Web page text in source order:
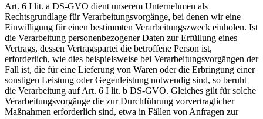
Art. 6 I lit. a DS-GVO dient unserem Unternehmen als
Rechtsgrundlage für Verarbeitungsvorgänge, bei denen wir eine
Einwilligung für einen bestimmten Verarbeitungszweck einholen. Ist
die Verarbeitung personenbezogener Daten zur Erfüllung eines
Vertrags, dessen Vertragspartei die betroffene Person ist,
erforderlich, wie dies beispielsweise bei Verarbeitungsvorgängen der
Fall ist, die für eine Lieferung von Waren oder die Erbringung einer
sonstigen Leistung oder Gegenleistung notwendig sind, so beruht
die Verarbeitung auf Art. 6 I lit. b DS-GVO. Gleiches gilt für solche
Verarbeitungsvorgänge die zur Durchführung vorvertraglicher
Maßnahmen erforderlich sind, etwa in Fällen von Anfragen zur